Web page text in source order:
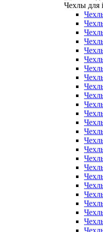
Чехлы для